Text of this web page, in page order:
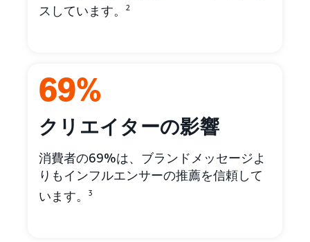
スしています。
2
69%
クリエイターの影響
消費者の69%は、ブランドメッセージよ
りもインフルエンサーの推薦を信頼して
います。
3